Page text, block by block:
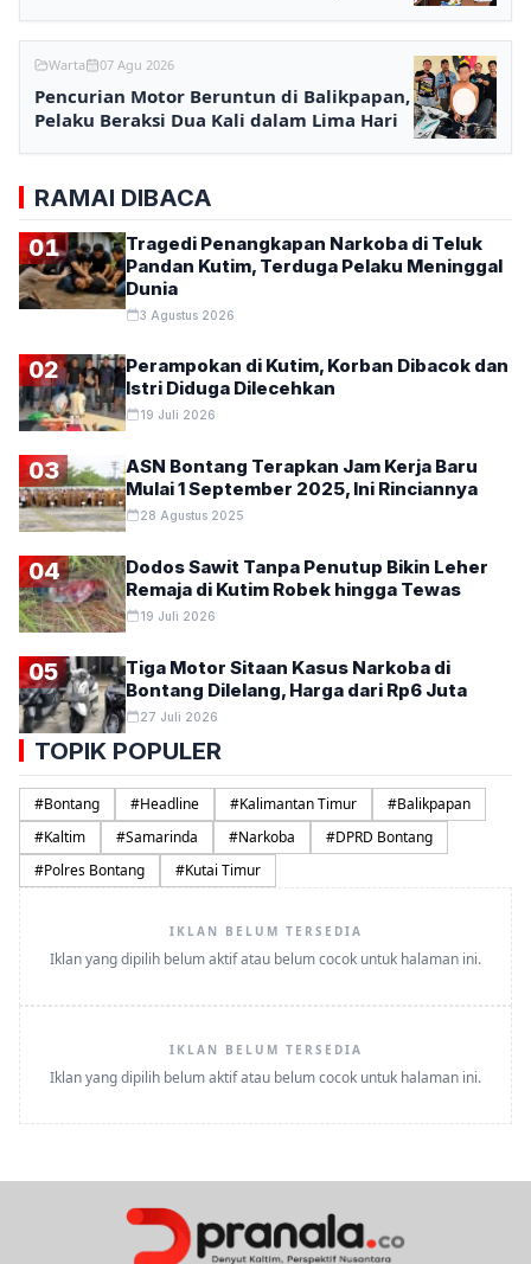
Warta 07 Agu 2026
Pencurian Motor Beruntun di Balikpapan,
Pelaku Beraksi Dua Kali dalam Lima Hari
RAMAI DIBACA
01
Tragedi Penangkapan Narkoba di Teluk
Pandan Kutim, Terduga Pelaku Meninggal
Dunia
3 Agustus 2026
02
Perampokan di Kutim, Korban Dibacok dan
Istri Diduga Dilecehkan
19 Juli 2026
03
ASN Bontang Terapkan Jam Kerja Baru
Mulai 1 September 2025, Ini Rinciannya
28 Agustus 2025
04
Dodos Sawit Tanpa Penutup Bikin Leher
Remaja di Kutim Robek hingga Tewas
19 Juli 2026
05
Tiga Motor Sitaan Kasus Narkoba di
Bontang Dilelang, Harga dari Rp6 Juta
27 Juli 2026
TOPIK POPULER
#Bontang #Headline #Kalimantan Timur #Balikpapan
#Kaltim #Samarinda #Narkoba #DPRD Bontang
#Polres Bontang #Kutai Timur
IKLAN BELUM TERSEDIA
Iklan yang dipilih belum aktif atau belum cocok untuk halaman ini.
IKLAN BELUM TERSEDIA
Iklan yang dipilih belum aktif atau belum cocok untuk halaman ini.